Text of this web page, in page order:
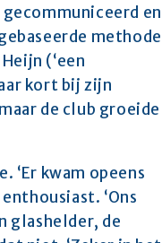
en
methode
(‘een
kort bij zijn
de club groeide
‘Er kwam opeens
‘Ons
glashelder, de